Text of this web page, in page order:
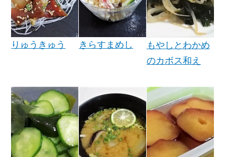
りゅうきゅう きらすまめし
もやしとわかめ
のカボス和え